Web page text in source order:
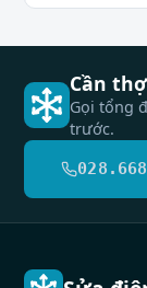
Cần
Gọi tổng
trước.